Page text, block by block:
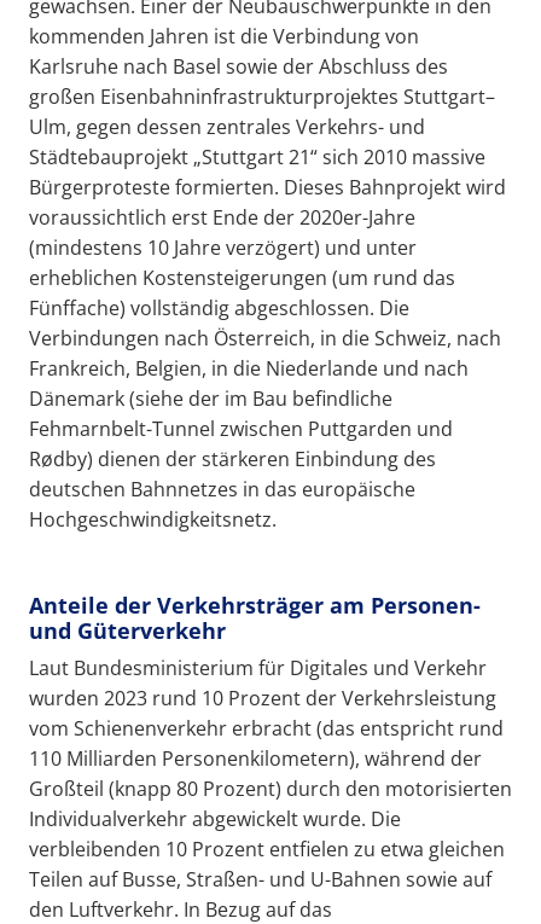
gewachsen. Einer der Neubauschwerpunkte in den
kommenden Jahren ist die Verbindung von
Karlsruhe nach Basel sowie der Abschluss des
großen Eisenbahninfrastrukturprojektes Stuttgart–
Ulm, gegen dessen zentrales Verkehrs- und
Städtebauprojekt „Stuttgart 21“ sich 2010 massive
Bürgerproteste formierten. Dieses Bahnprojekt wird
voraussichtlich erst Ende der 2020er-Jahre
(mindestens 10 Jahre verzögert) und unter
erheblichen Kostensteigerungen (um rund das
Fünffache) vollständig abgeschlossen. Die
Verbindungen nach Österreich, in die Schweiz, nach
Frankreich, Belgien, in die Niederlande und nach
Dänemark (siehe der im Bau befindliche
Fehmarnbelt-Tunnel zwischen Puttgarden und
Rødby) dienen der stärkeren Einbindung des
deutschen Bahnnetzes in das europäische
Hochgeschwindigkeitsnetz.
Anteile der Verkehrsträger am Personen-
und Güterverkehr
Laut Bundesministerium für Digitales und Verkehr
wurden 2023 rund 10 Prozent der Verkehrsleistung
vom Schienenverkehr erbracht (das entspricht rund
110 Milliarden Personenkilometern), während der
Großteil (knapp 80 Prozent) durch den motorisierten
Individualverkehr abgewickelt wurde. Die
verbleibenden 10 Prozent entfielen zu etwa gleichen
Teilen auf Busse, Straßen- und U-Bahnen sowie auf
den Luftverkehr. In Bezug auf das